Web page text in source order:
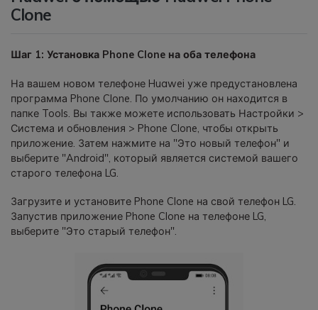
Clone
Шаг 1: Установка Phone Clone на оба телефона
На вашем новом телефоне Huawei уже предустановлена
программа Phone Clone. По умолчанию он находится в
папке Tools. Вы также можете использовать Настройки >
Система и обновления > Phone Clone, чтобы открыть
приложение. Затем нажмите на "Это новый телефон" и
выберите "Android", который является системой вашего
старого телефона LG.
Загрузите и установите Phone Clone на свой телефон LG.
Запустив приложение Phone Clone на телефоне LG,
выберите "Это старый телефон".